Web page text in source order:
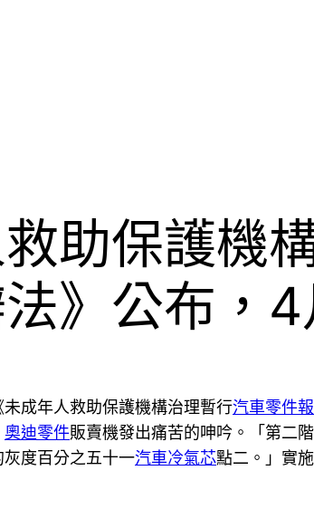
救助保護機
》公布，
成年人救助保護機構治理暫行汽車零件
奧迪零件販賣機發出痛苦的呻吟。「第二
度百分之五十一汽車冷氣芯點二。」實施